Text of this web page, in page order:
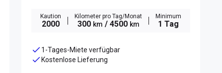
Kaution
2000
Kilometer pro Tag/Monat
300 km / 4500 km
Minimum
1 Tag
1-Tages-Miete verfügbar
Kostenlose Lieferung